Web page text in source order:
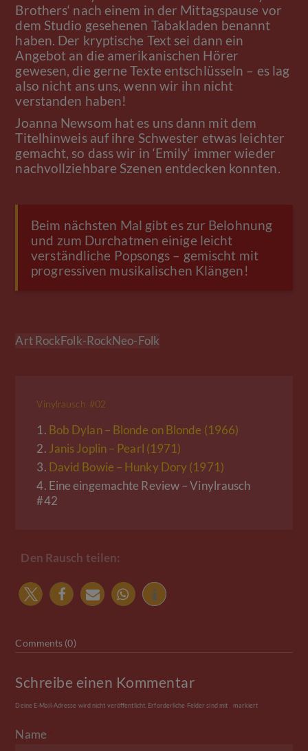
Brothers‘ nach einem in der Mittagspause vor
dem Studio gesehenen Tabakladen benannt
haben. Der kryptische Text sei dann ein
Angebot an die amerikanischen Hörer
gewesen, die gerne Texte entschlüsseln – es lag
also nicht ans uns, wenn wir ihn nicht
verstanden haben!
Joanna Newsom hat es uns dann mit dem
Titelhinweis auf ihre Schwester etwas leichter
gemacht, so dass wir in ‘Emily‘ immer wieder
nachvollziehbare Szenen entdecken konnten.
Beim nächsten Mal gibt es zur Belohnung
und zum Durchatmen einige leicht
verständliche Popsongs – gemischt mit
progressiven musikalischen Klängen!
Art RockFolk-RockNeo-Folk
Vinylrausch #02
1. Bob Dylan – Blonde on Blonde (1966)
2. Janis Joplin – Pearl (1971)
3. David Bowie – Hunky Dory (1971)
4. Eine eingemachte Review – Vinylrausch
#42
Den Rausch teilen:
Comments (0)
Schreibe einen Kommentar
Deine E-Mail-Adresse wird nicht veröffentlicht. Erforderliche Felder sind mit markiert
Name